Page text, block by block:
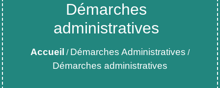
Démarches
administratives
Accueil / Démarches Administratives /
Démarches administratives